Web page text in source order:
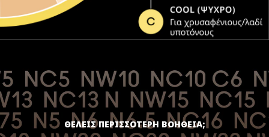
ΘΕΛΕΙΣ ΠΕΡΙΣΣΟΤΕΡΗ ΒΟΗΘΕΙΑ;